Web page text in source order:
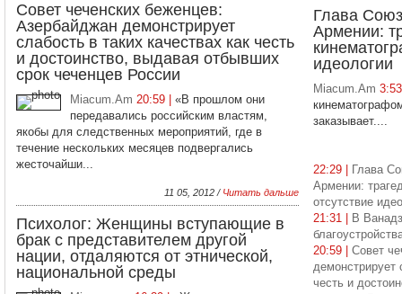
Совет чеченских беженцев:
Азербайджан демонстрирует
слабость в таких качествах как честь
и достоинство, выдавая отбывших
срок чеченцев России
Miacum.Am 20:59 | «В прошлом они
передавались российским властям,
якобы для следственных мероприятий, где в
течение нескольких месяцев подвергались
жесточайши...
11 05, 2012 / Читать дальше
Психолог: Женщины вступающие в
брак с представителем другой
нации, отдаляются от этнической,
национальной среды
Глава
Армении:
идеологии
Miacum.Am
заказывает....
22:29 |
Глава
Армении:
отсутствие
21:31 |
В
20:59 | Совет
демонстрирует
честь и